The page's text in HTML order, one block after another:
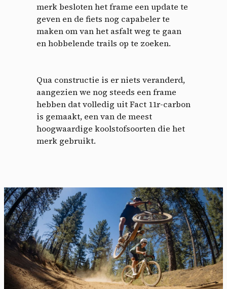
merk besloten het frame een update te
geven en de fiets nog capabeler te
maken om van het asfalt weg te gaan
en hobbelende trails op te zoeken.
Qua constructie is er niets veranderd,
aangezien we nog steeds een frame
hebben dat volledig uit Fact 11r-carbon
is gemaakt, een van de meest
hoogwaardige koolstofsoorten die het
merk gebruikt.